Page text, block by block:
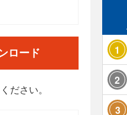
ロード
ださい。
1
2
3